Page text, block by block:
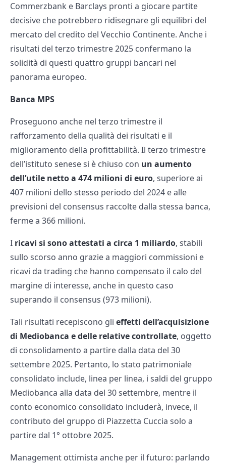
Commerzbank e Barclays pronti a giocare partite
decisive che potrebbero ridisegnare gli equilibri del
mercato del credito del Vecchio Continente. Anche i
risultati del terzo trimestre 2025 confermano la
solidità di questi quattro gruppi bancari nel
panorama europeo.
Banca MPS
Proseguono anche nel terzo trimestre il
rafforzamento della qualità dei risultati e il
miglioramento della profittabilità. Il terzo trimestre
dell’istituto senese si è chiuso con un aumento
dell’utile netto a 474 milioni di euro, superiore ai
407 milioni dello stesso periodo del 2024 e alle
previsioni del consensus raccolte dalla stessa banca,
ferme a 366 milioni.
I ricavi si sono attestati a circa 1 miliardo, stabili
sullo scorso anno grazie a maggiori commissioni e
ricavi da trading che hanno compensato il calo del
margine di interesse, anche in questo caso
superando il consensus (973 milioni).
Tali risultati recepiscono gli effetti dell’acquisizione
di Mediobanca e delle relative controllate, oggetto
di consolidamento a partire dalla data del 30
settembre 2025. Pertanto, lo stato patrimoniale
consolidato include, linea per linea, i saldi del gruppo
Mediobanca alla data del 30 settembre, mentre il
conto economico consolidato includerà, invece, il
contributo del gruppo di Piazzetta Cuccia solo a
partire dal 1° ottobre 2025.
Management ottimista anche per il futuro: parlando